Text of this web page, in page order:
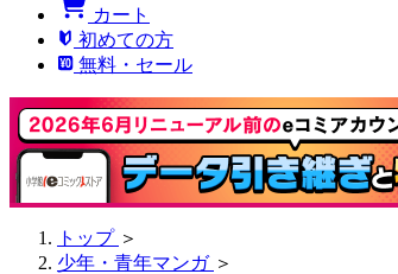
カート
初めての方
無料・セール
トップ ＞
少年・青年マンガ ＞